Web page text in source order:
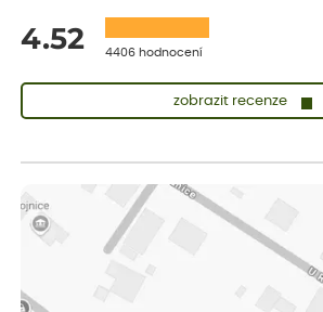
4.52 4406 hodnocení
zobrazit recenze
Měla jsem pouze 1objednavku a zatím
sazenicemi
Miroslava
Rostliny byly v pořádku, dobře zabalené,